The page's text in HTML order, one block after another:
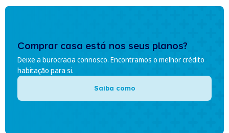
Comprar casa está nos seus planos?
Deixe a burocracia connosco. Encontramos o melhor crédito
habitação para si.
Saiba como